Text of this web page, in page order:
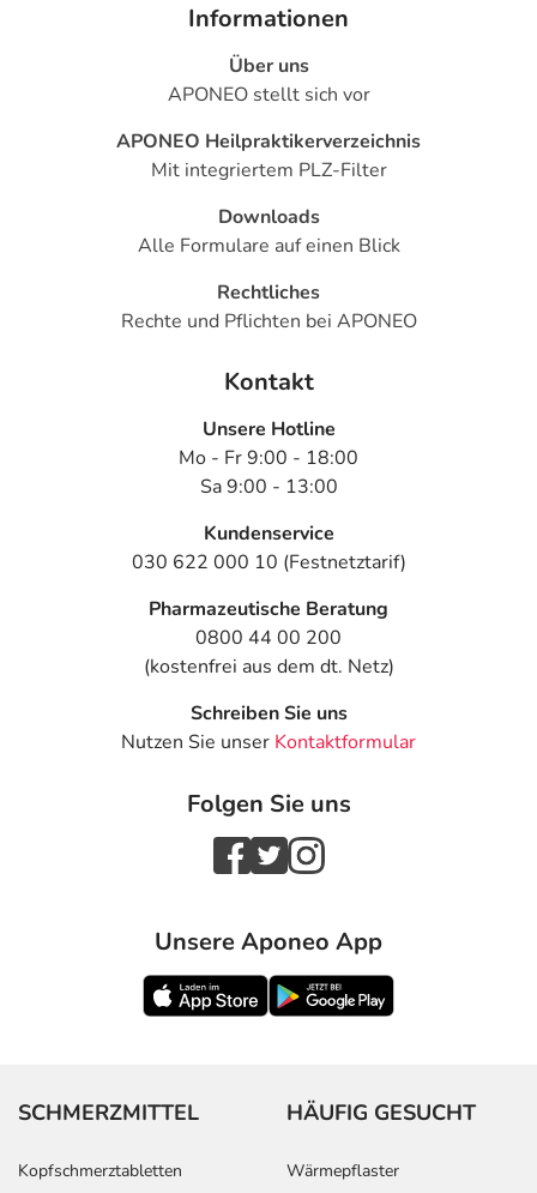
Informationen
Über uns
APONEO stellt sich vor
APONEO Heilpraktikerverzeichnis
Mit integriertem PLZ-Filter
Downloads
Alle Formulare auf einen Blick
Rechtliches
Rechte und Pflichten bei APONEO
Kontakt
Unsere Hotline
Mo - Fr 9:00 - 18:00
Sa 9:00 - 13:00
Kundenservice
030 622 000 10 (Festnetztarif)
Pharmazeutische Beratung
0800 44 00 200
(kostenfrei aus dem dt. Netz)
Schreiben Sie uns
Nutzen Sie unser Kontaktformular
Folgen Sie uns
Unsere Aponeo App
SCHMERZMITTEL
Kopfschmerztabletten
HÄUFIG GESUCHT
Wärmepflaster